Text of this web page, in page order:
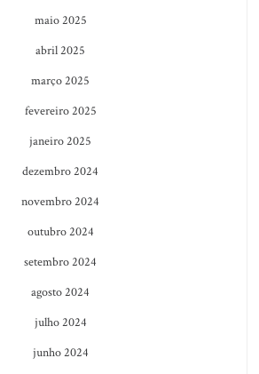
maio 2025
abril 2025
março 2025
fevereiro 2025
janeiro 2025
dezembro 2024
novembro 2024
outubro 2024
setembro 2024
agosto 2024
julho 2024
junho 2024